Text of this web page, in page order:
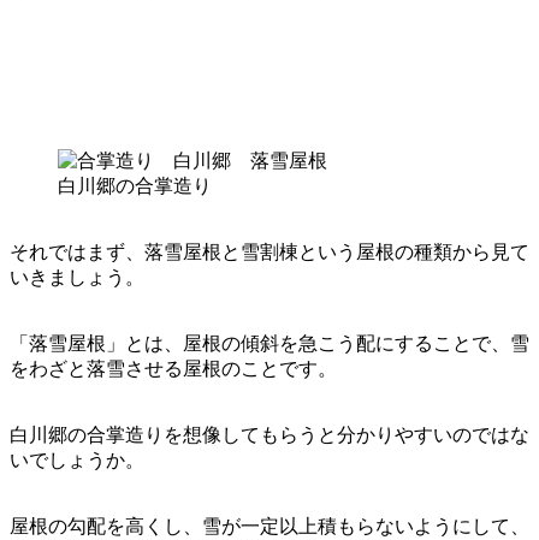
白川郷の合掌造り
それではまず、落雪屋根と雪割棟という屋根の種類から見て
いきましょう。
「落雪屋根」とは、屋根の傾斜を急こう配にすることで、雪
をわざと落雪させる屋根のことです。
白川郷の合掌造りを想像してもらうと分かりやすいのではな
いでしょうか。
屋根の勾配を高くし、雪が一定以上積もらないようにして、